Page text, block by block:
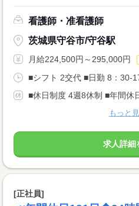
看護師・准看護師
茨城県守谷市/守谷駅
月給224,500円～295,000円
■シフト 2交代 ■日勤 8：30-
■休日制度 4週8休制 ■年間休
もっと
求人詳細
[正社員]